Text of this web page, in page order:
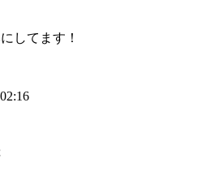
してます！